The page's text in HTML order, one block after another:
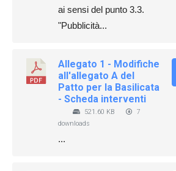
ai sensi del punto 3.3.
"Pubblicità...
Allegato 1 - Modifiche
all'allegato A del
Patto per la Basilicata
- Scheda interventi
521.60 KB
7
downloads
...